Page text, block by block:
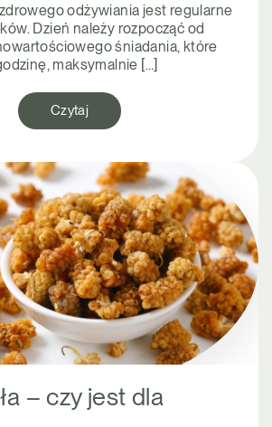
odżywiania jest regularne
Dzień należy rozpocząć od
śniadania, które
maksymalnie […]
Czytaj
– czy jest dla